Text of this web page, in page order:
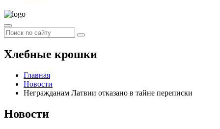
Хлебные крошки
Главная
Новости
Негражданам Латвии отказано в тайне переписки
Новости